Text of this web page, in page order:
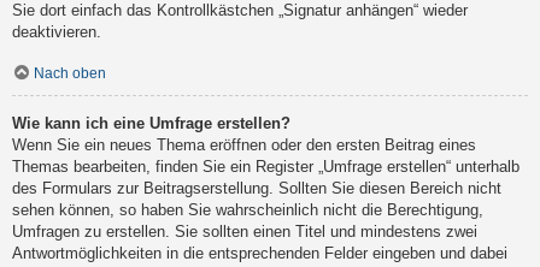
Sie dort einfach das Kontrollkästchen „Signatur anhängen“ wieder
deaktivieren.
Nach oben
Wie kann ich eine Umfrage erstellen?
Wenn Sie ein neues Thema eröffnen oder den ersten Beitrag eines
Themas bearbeiten, finden Sie ein Register „Umfrage erstellen“ unterhalb
des Formulars zur Beitragserstellung. Sollten Sie diesen Bereich nicht
sehen können, so haben Sie wahrscheinlich nicht die Berechtigung,
Umfragen zu erstellen. Sie sollten einen Titel und mindestens zwei
Antwortmöglichkeiten in die entsprechenden Felder eingeben und dabei